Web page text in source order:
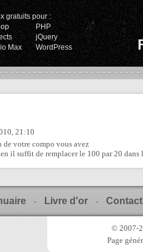
gratuits pour :
PHP
jQuery
Max
WordPress
21:10
votre compo vous avez
il suffit de remplacer le 100 par 20 dans
- Livre d'or - Contact
© 2007-
Page